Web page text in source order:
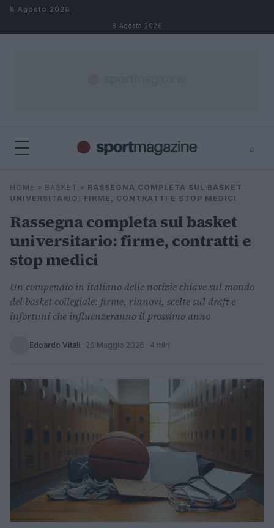
Salta al contenuto
8 Agosto 2026
8 Agosto 2026
⌕
Cerca
⌕
HOME » BASKET » RASSEGNA COMPLETA SUL BASKET
UNIVERSITARIO: FIRME, CONTRATTI E STOP MEDICI
Rassegna completa sul basket
universitario: firme, contratti e
stop medici
Un compendio in italiano delle notizie chiave sul mondo
del basket collegiale: firme, rinnovi, scelte sul draft e
infortuni che influenzeranno il prossimo anno
Edoardo Vitali · 20 Maggio 2026 · 4 min